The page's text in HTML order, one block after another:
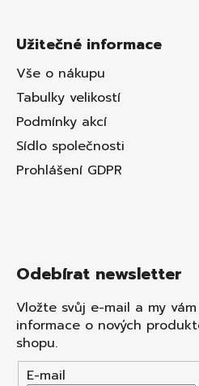
Užitečné informace
Vše o nákupu
Tabulky velikostí
Podmínky akcí
Sídlo společnosti
Prohlášení GDPR
Odebírat newsletter
Vložte svůj e-mail a my
informace o nových
shopu.
E-mail